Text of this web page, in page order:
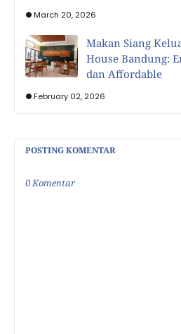
March 20, 2026
Makan Siang
House Bandung:
dan Affordable
February 02, 2026
POSTING KOMENTAR
0 Komentar